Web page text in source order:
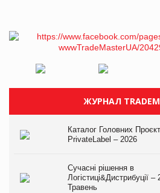
ЖУРНАЛ
Каталог Головних
PrivateLabel – 2026
Сучасні рішення в
Логістиці&Дистрибуції –
Травень